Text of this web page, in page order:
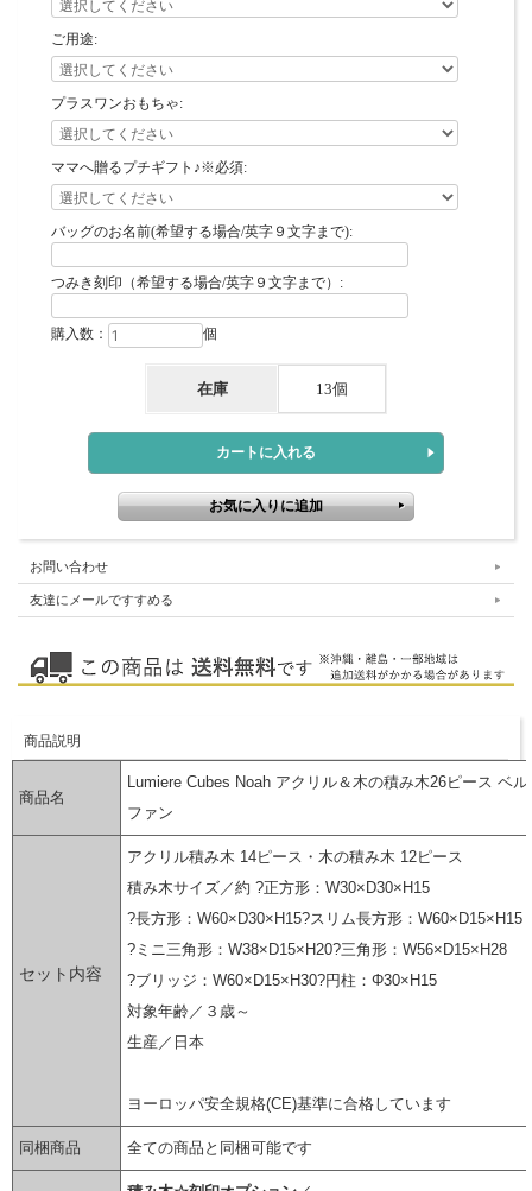
ご用途:
プラスワンおもちゃ:
ママへ贈るプチギフト♪※必須:
バッグのお名前(希望する場合/英字９文字まで):
つみき刻印（希望する場合/英字９文字まで）:
購入数： 個
在庫 13個
お問い合わせ
友達にメールですすめる
商品説明
商品名
Lumiere Cubes Noah アクリル＆木の積み木26ピース ベ
ファン
セット内容
アクリル積み木 14ピース・木の積み木 12ピース
積み木サイズ／約 ?正方形：W30×D30×H15
?長方形：W60×D30×H15?スリム長方形：W60×D15×H15
?ミニ三角形：W38×D15×H20?三角形：W56×D15×H28
?ブリッジ：W60×D15×H30?円柱：Φ30×H15
対象年齢／３歳～
生産／日本
ヨーロッパ安全規格(CE)基準に合格しています
同梱商品 全ての商品と同梱可能です